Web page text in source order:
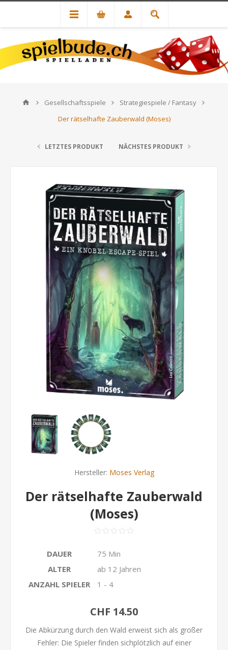
Gesellschaftsspiele
Strategiespiele / Fantasy
Der rätselhafte Zauberwald (Moses)
LETZTES PRODUKT NÄCHSTES PRODUKT
Hersteller: Moses Verlag
Der rätselhafte Zauberwald
(Moses)
DAUER
75 Min
ALTER
ab 12 Jahren
ANZAHL SPIELER
1 - 4
CHF 14.50
Die Abkürzung durch den Wald erweist sich als großer
Fehler: Die Spieler finden sichplötzlich auf einer